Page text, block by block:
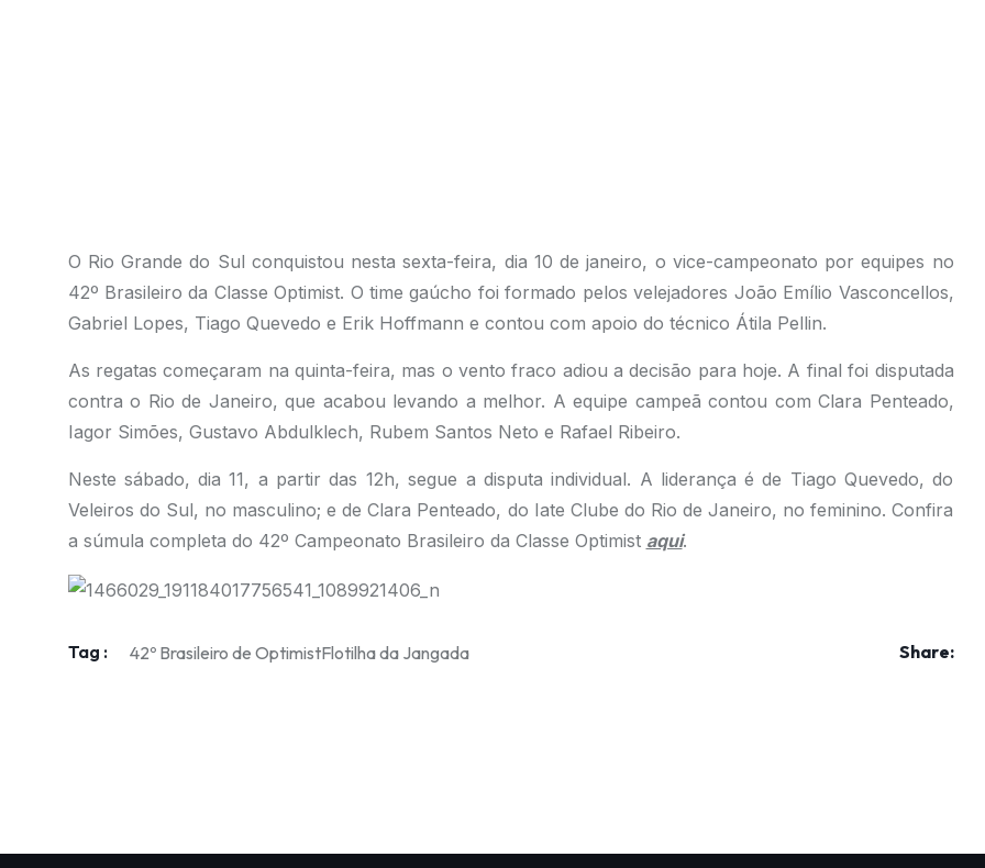
O Rio Grande do Sul conquistou nesta sexta-feira, dia 10 de janeiro, o vice-campeonato por equipes no
42º Brasileiro da Classe Optimist. O time gaúcho foi formado pelos velejadores João Emílio Vasconcellos,
Gabriel Lopes, Tiago Quevedo e Erik Hoffmann e contou com apoio do técnico Átila Pellin.
As regatas começaram na quinta-feira, mas o vento fraco adiou a decisão para hoje. A final foi disputada
contra o Rio de Janeiro, que acabou levando a melhor. A equipe campeã contou com Clara Penteado,
Iagor Simões, Gustavo Abdulklech, Rubem Santos Neto e Rafael Ribeiro.
Neste sábado, dia 11, a partir das 12h, segue a disputa individual. A liderança é de Tiago Quevedo, do
Veleiros do Sul, no masculino; e de Clara Penteado, do Iate Clube do Rio de Janeiro, no feminino. Confira
a súmula completa do 42º Campeonato Brasileiro da Classe Optimist aqui.
Tag : 42º Brasileiro de OptimistFlotilha da Jangada Share: